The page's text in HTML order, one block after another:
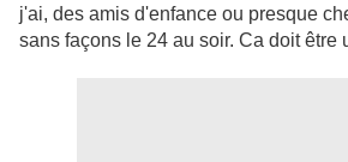
j'ai, des amis d'enfance ou presque
sans façons le 24 au soir. Ca doit être